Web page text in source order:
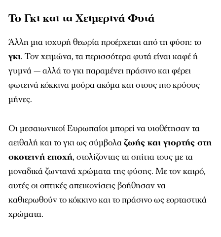
Το Γκι και τα Χειμερινά Φυτά
Άλλη μια ισχυρή θεωρία προέρχεται από τη φύση: το
γκι. Τον χειμώνα, τα περισσότερα φυτά είναι καφέ ή
γυμνά — αλλά το γκι παραμένει πράσινο και φέρει
φωτεινά κόκκινα μούρα ακόμα και στους πιο κρύους
μήνες.
Οι μεσαιωνικοί Ευρωπαίοι μπορεί να υιοθέτησαν τα
αειθαλή και το γκι ως σύμβολαζωής και γιορτής στη
σκοτεινή εποχή, στολίζοντας τα σπίτια τους με τα
μοναδικά ζωντανά χρώματα της φύσης. Με τον καιρό,
αυτές οι οπτικές απεικονίσεις βοήθησαν να
καθιερωθούν το κόκκινο και το πράσινο ως εορταστικά
χρώματα.